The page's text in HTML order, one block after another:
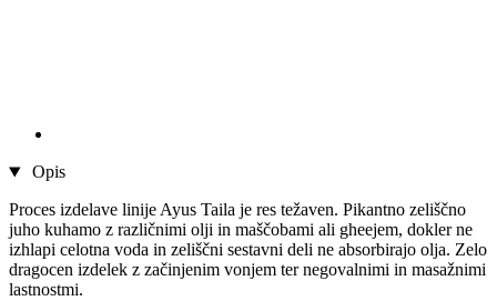
Opis
Proces izdelave linije Ayus Taila je res težaven. Pikantno zeliščno
juho kuhamo z različnimi olji in maščobami ali gheejem, dokler ne
izhlapi celotna voda in zeliščni sestavni deli ne absorbirajo olja. Zelo
dragocen izdelek z začinjenim vonjem ter negovalnimi in masažnimi
lastnostmi.